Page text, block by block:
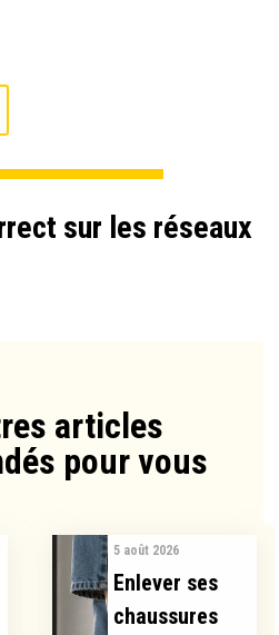
sur les réseaux
articles
pour vous​
5 août 2026
Enlever ses
chaussures